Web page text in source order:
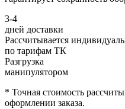
3-4
дней доставки
Рассчитывается
по тарифам ТК
Разгрузка
манипулятором
* Точная стоимость
оформлении заказа.